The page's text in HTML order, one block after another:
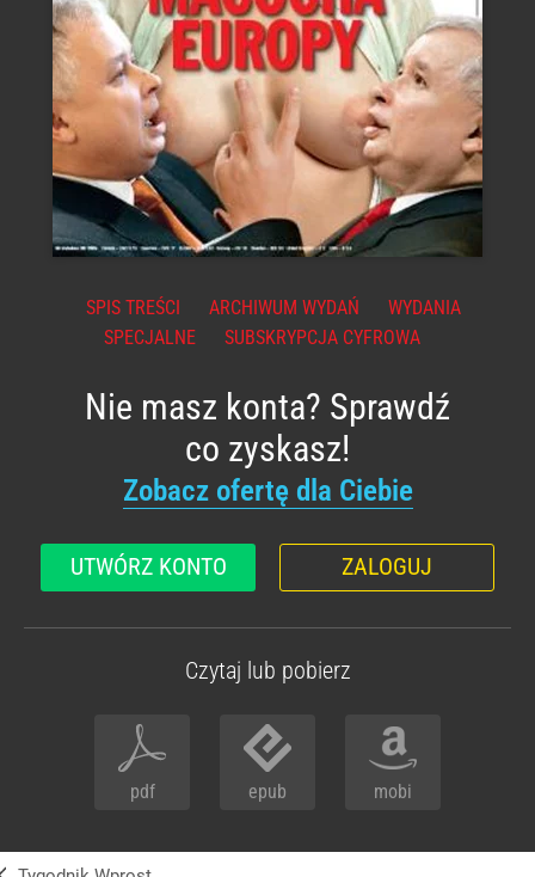
SPIS TREŚCI ARCHIWUM WYDAŃ
WYDANIA
SPECJALNE
SUBSKRYPCJA CYFROWA
Nie masz konta? Sprawdź
co zyskasz!
Zobacz ofertę dla Ciebie
UTWÓRZ KONTO ZALOGUJ
Czytaj lub pobierz
pdf epub mobi